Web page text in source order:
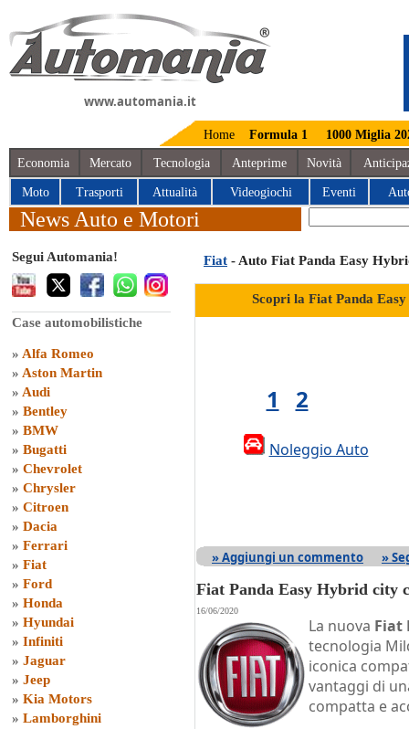
www.automania.it
Home Formula 1 1000 Miglia
Economia Mercato Tecnologia Anteprime Novità
Moto Trasporti Attualità Videogiochi Eventi
News Auto e Motori
Segui Automania!
Case automobilistiche
» Alfa Romeo
» Aston Martin
» Audi
» Bentley
» BMW
» Bugatti
» Chevrolet
» Chrysler
» Citroen
» Dacia
» Ferrari
» Fiat
» Ford
» Honda
» Hyundai
» Infiniti
» Jaguar
» Jeep
» Kia Motors
» Lamborghini
Fiat - Auto Fiat Panda Easy
Scopri la Fiat Panda
1 2
Noleggio Auto
» Aggiungi un commento »
Fiat Panda Easy Hybrid city
16/06/2020
La nuova Fiat
tecnologia
iconica
vantaggi di
compatta e